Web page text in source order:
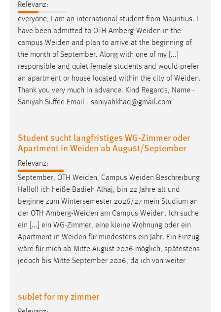
Relevanz:
everyone, I am an international student from Mauritius. I
have been admitted to OTH Amberg-Weiden in the
campus Weiden and plan to arrive at the beginning of
the month of September. Along with one of my [...]
responsible and quiet female students and would prefer
an apartment or house located within the city ofWeiden.
Thank you very much in advance. Kind Regards, Name -
Saniyah Suffee Email - saniyahkhad@gmail.com
Student sucht langfristiges WG-Zimmer oder
Apartment in Weiden ab August/September
Relevanz:
September, OTH Weiden, Campus Weiden Beschreibung
Hallo!! ich heiße Badieh Alhaj, bin 22 Jahre alt und
beginne zum Wintersemester 2026/27 mein Studium an
der OTH Amberg-Weiden am Campus Weiden. Ich suche
ein [...] ein WG-Zimmer, eine kleine Wohnung oder ein
Apartment in Weiden für mindestens ein Jahr. Ein Einzug
wäre für mich ab Mitte August 2026 möglich, spätestens
jedoch bis Mitte September 2026, da ich von weiter
sublet for my zimmer